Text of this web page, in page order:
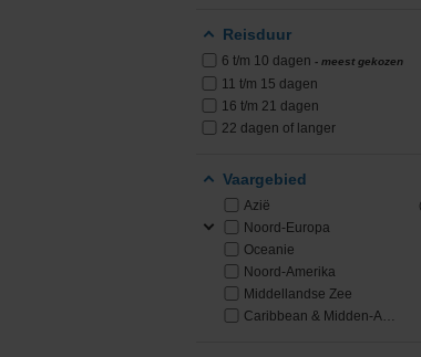
PONANT
Reisduur
6 t/m 10 dagen - meest gekozen
11 t/m 15 dagen
16 t/m 21 dagen
22 dagen of langer
Vaargebied
Azië
Noord-Europa
Oceanie
Noord-Amerika
Middellandse Zee
Caribbean & Midden-Amerika